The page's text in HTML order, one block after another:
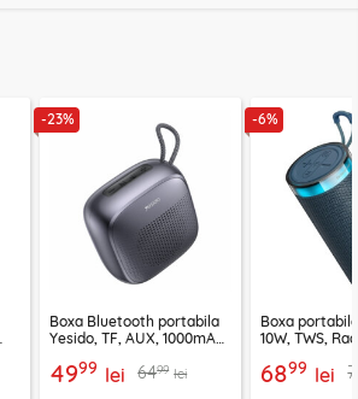
-23%
Boxa Bluetooth portabila
Yesido, TF, AUX, 1000mAh,
4999 lei 6499 lei
-6%
Boxa
10W, TWS,
6899 lei